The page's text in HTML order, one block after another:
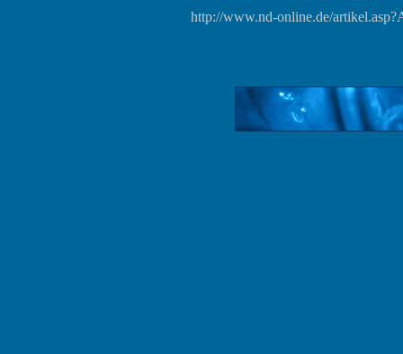
http://www.nd-online.de/